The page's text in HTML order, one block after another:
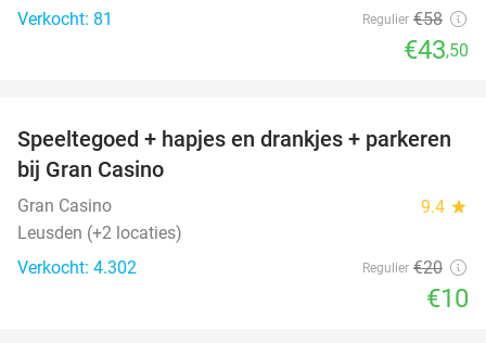
Verkocht: 81
Regulier €58
€43,50
50%
Speeltegoed + hapjes en drankjes + parkeren
bij Gran Casino
Gran Casino 9.4 star
Leusden (+2 locaties)
Verkocht: 4.302
Regulier €20
€10